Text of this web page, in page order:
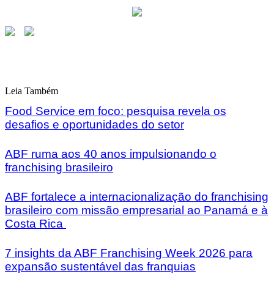
Leia Também
Food Service em foco: pesquisa revela os
desafios e oportunidades do setor
ABF ruma aos 40 anos impulsionando o
franchising brasileiro
ABF fortalece a internacionalização do franchising
brasileiro com missão empresarial ao Panamá e à
Costa Rica
7 insights da ABF Franchising Week 2026 para
expansão sustentável das franquias